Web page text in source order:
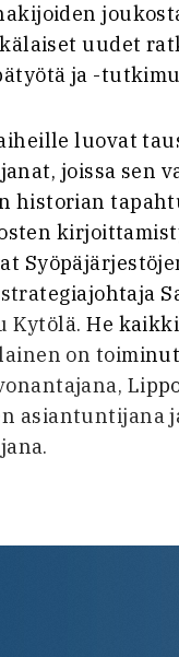
uudet
ja -
luovat
joissa sen
historian
He
on
asiantuntijana